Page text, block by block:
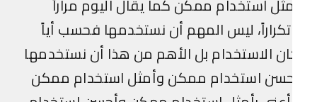
استخدام ممكن كما يقال اليوم مراراً
ليس المهم أن نستخدمها فحسب أياً
الاستخدام بل الأهم من هذا أن نستخدمها
استخدام ممكن وأمثل استخدام ممكن